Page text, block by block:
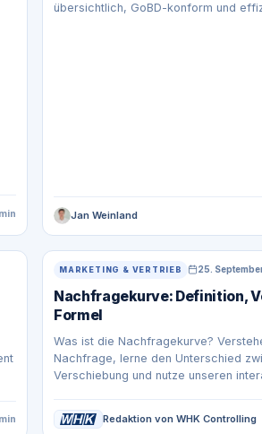
übersichtlich, GoBD-konform und
Jan Weinland
MARKETING & VERTRIEB 25.
Nachfragekurve: Definition,
Formel
Was ist die Nachfragekurve?
Nachfrage, lerne den Unterschied
Verschiebung und nutze unseren
Redaktion von WHK Controlling